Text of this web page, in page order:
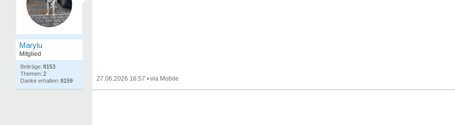
Marylu
Mitglied
8153
2
8159
27.06.2026 16:57 •